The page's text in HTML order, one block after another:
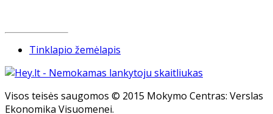
Tinklapio žemėlapis
Visos teisės saugomos © 2015 Mokymo Centras: Verslas
Ekonomika Visuomenei.